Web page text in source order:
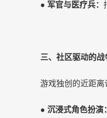
● 军官与医疗兵：
三、社区驱动的战
游戏独创的近距离
● 沉浸式角色扮演：